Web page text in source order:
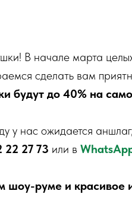
В начале марта
сделать вам
будут до 40% на
у нас ожидается
22 27 73 или в
руме и красивое